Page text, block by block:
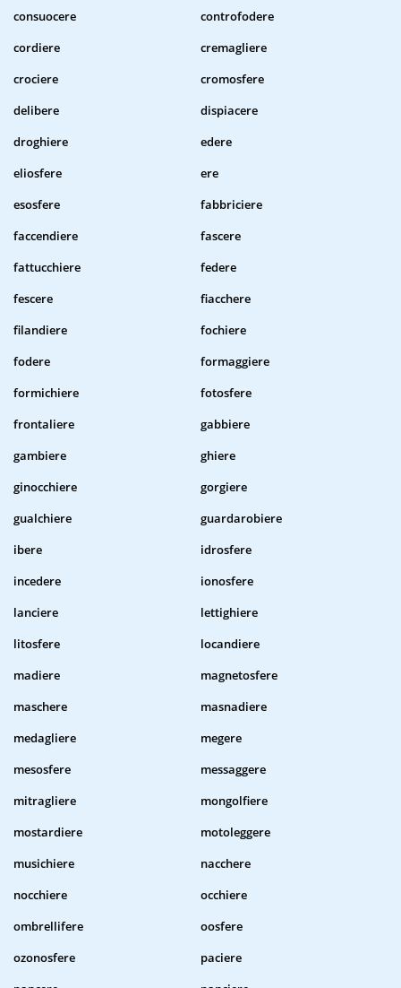
consuocere
controfodere
cordiere
cremagliere
crociere
cromosfere
delibere
dispiacere
droghiere
edere
eliosfere
ere
esosfere
fabbriciere
faccendiere
fascere
fattucchiere
federe
fescere
fiacchere
filandiere
fochiere
fodere
formaggiere
formichiere
fotosfere
frontaliere
gabbiere
gambiere
ghiere
ginocchiere
gorgiere
gualchiere
guardarobiere
ibere
idrosfere
incedere
ionosfere
lanciere
lettighiere
litosfere
locandiere
madiere
magnetosfere
maschere
masnadiere
medagliere
megere
mesosfere
messaggere
mitragliere
mongolfiere
mostardiere
motoleggere
musichiere
nacchere
nocchiere
occhiere
ombrellifere
oosfere
ozonosfere
paciere